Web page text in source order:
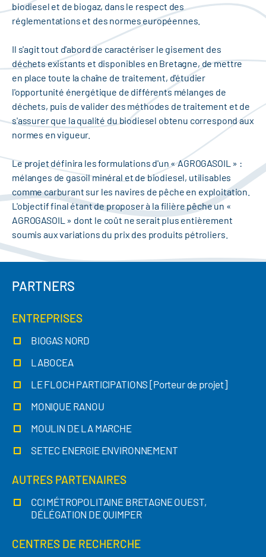
biodiesel et de biogaz, dans le respect des
réglementations et des normes européennes.
Il s'agit tout d'abord de caractériser le gisement des
déchets existants et disponibles en Bretagne, de mettre
en place toute la chaîne de traitement, d'étudier
l'opportunité énergétique de différents mélanges de
déchets, puis de valider des méthodes de traitement et de
s'assurer que la qualité du biodiesel obtenu correspond aux
normes en vigueur.
Le projet définira les formulations d'un « AGROGASOIL » :
mélanges de gasoil minéral et de biodiesel, utilisables
comme carburant sur les navires de pêche en exploitation.
L'objectif final étant de proposer à la filière pêche un «
AGROGASOIL » dont le coût ne serait plus entièrement
soumis aux variations du prix des produits pétroliers.
PARTNERS
ENTREPRISES
BIOGAS NORD
LABOCEA
LE FLOCH PARTICIPATIONS [Porteur de projet]
MONIQUE RANOU
MOULIN DE LA MARCHE
SETEC ENERGIE ENVIRONNEMENT
AUTRES PARTENAIRES
CCI MÉTROPOLITAINE BRETAGNE OUEST,
DÉLÉGATION DE QUIMPER
CENTRES DE RECHERCHE